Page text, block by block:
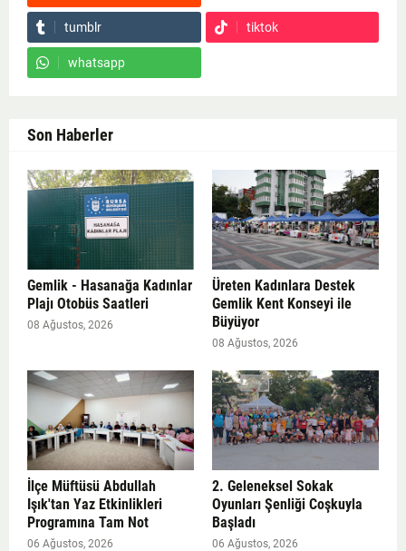
tumblr tiktok
whatsapp
Son Haberler
Gemlik - Hasanağa Kadınlar
Plajı Otobüs Saatleri
08 Ağustos, 2026
Üreten Kadınlara Destek
Gemlik Kent Konseyi ile
Büyüyor
08 Ağustos, 2026
İlçe Müftüsü Abdullah
Işık'tan Yaz Etkinlikleri
Programına Tam Not
06 Ağustos, 2026
2. Geleneksel Sokak
Oyunları Şenliği Coşkuyla
Başladı
06 Ağustos, 2026